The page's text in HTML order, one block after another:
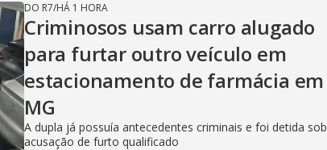
DO R7/HÁ 1 HORA
Criminosos usam carro alugado
para furtar outro veículo em
estacionamento de farmácia em
MG
A dupla já possuía antecedentes criminais e foi detida sob
acusação de furto qualificado